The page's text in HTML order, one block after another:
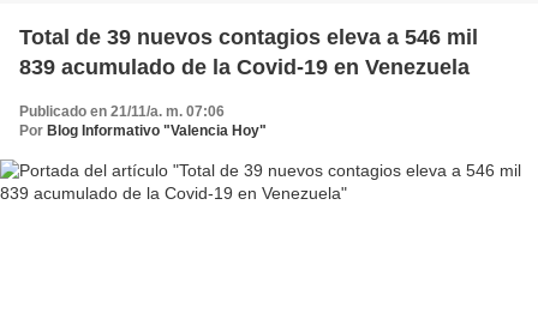
Total de 39 nuevos contagios eleva a 546 mil
839 acumulado de la Covid-19 en Venezuela
Publicado en 21/11/a. m. 07:06
Por Blog Informativo "Valencia Hoy"